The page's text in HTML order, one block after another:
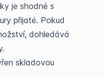
je shodné s
přijaté. Pokud
dohledává
skladovou